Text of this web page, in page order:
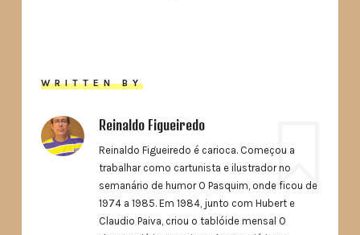
WRITTEN BY
Reinaldo Figueiredo
Reinaldo Figueiredo é carioca. Começou a
trabalhar como cartunista e ilustrador no
semanário de humor O Pasquim, onde ficou de
1974 a 1985. Em 1984, junto com Hubert e
Claudio Paiva, criou o tablóide mensal O